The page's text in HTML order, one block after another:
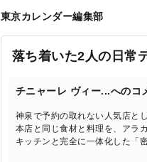
東京カレンダー編集部
落ち着いた2人の日常
チニャーレ ヴィー...へのコ
神泉で予約の取れない人気店と
本店と同じ食材と料理を、アラ
キッチンと完全に一体化した「